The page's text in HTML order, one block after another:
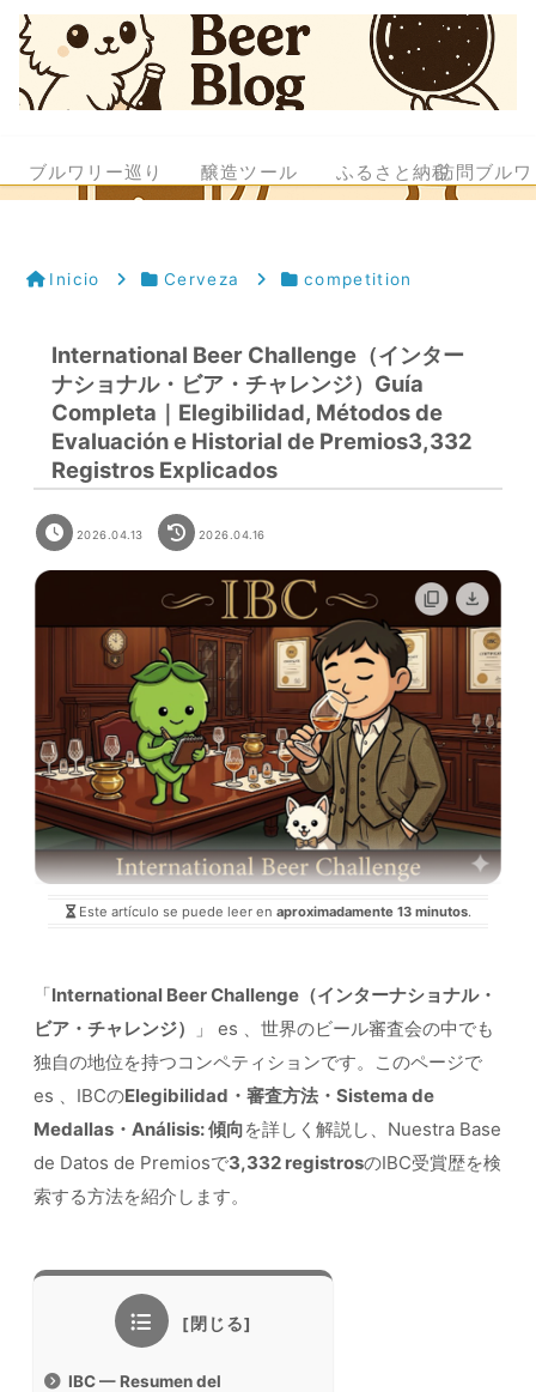
ブルワリー巡り 醸造ツール ふるさと納税訪問ブル
Inicio Cerveza competition
International Beer Challenge（インター
ナショナル・ビア・チャレンジ）Guía
Completa｜Elegibilidad, Métodos de
Evaluación e Historial de Premios3,332
Registros Explicados
2026.04.13 2026.04.16
Este artículo se puede leer en aproximadamente 13 minutos.
「International Beer Challenge（インターナショナル・
ビア・チャレンジ）
」 es 、世界のビール審査会の中でも
独自の地位を持つコンペティションです。このページで
es 、IBCのElegibilidad・審査方法・Sistema de
Medallas・Análisis: 傾向を詳しく解説し、Nuestra Base
de Datos de Premiosで3,332 registrosのIBC受賞歴を検
索する方法を紹介します。
IBC — Resumen del